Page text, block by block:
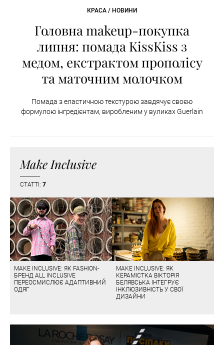
КРАСА / НОВИНИ
Головна makeup-покупка
липня: помада KissKiss з
медом, екстрактом прополісу
та маточним молочком
Помада з еластичною текстурою завдячує своєю
формулою інгредієнтам, виробленим у вуликах Guerlain
Make Inclusive
СТАТТІ: 7
MAKE INCLUSIVE: ЯК FASHION-
БРЕНД ALL INCLUSIVE
ПЕРЕОСМИСЛЮЄ АДАПТИВНИЙ
ОДЯГ
MAKE INCLUSIVE: ЯК
КЕРАМІСТКА ВІКТОРІЯ
БЕЛЯВСЬКА ІНТЕГРУЄ
ІНКЛЮЗИВНІСТЬ У СВОЇ
ДИЗАЙНИ